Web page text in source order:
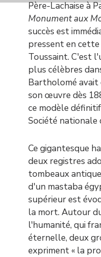
Père-Lachaise à
Monument aux
succès est
pressent en
Toussaint. C'est
plus célèbres
Bartholomé avait
son œuvre dès
ce modèle
Société nationale
Ce gigantesque
deux registres
tombeaux
d'un mastaba
supérieur est
la mort. Autour
l'humanité, qui
éternelle, deux
expriment « la